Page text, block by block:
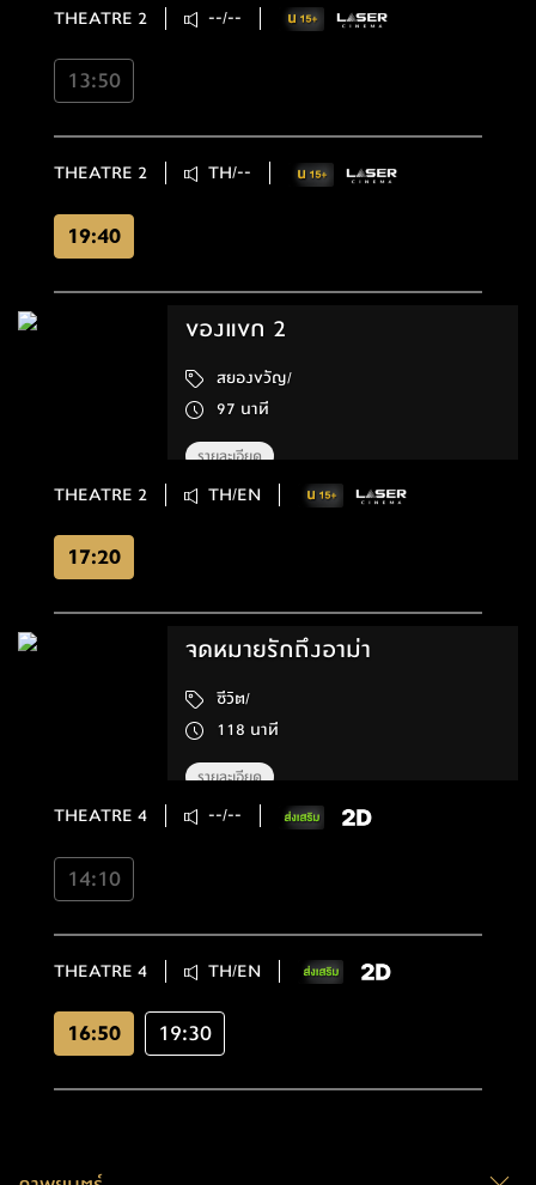
THEATRE 2 --/--
13:50
THEATRE 2 TH/--
19:40
ของแขก 2
สยองขวัญ/
97 นาที
รายละเอียด
THEATRE 2 TH/EN
17:20
จดหมายรักถึงอาม่า
ชีวิต/
118 นาที
รายละเอียด
THEATRE 4 --/--
14:10
THEATRE 4 TH/EN
16:50 19:30